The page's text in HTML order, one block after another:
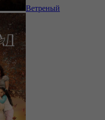
Ветреный